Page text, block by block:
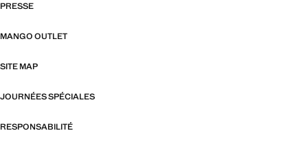
PRESSE
MANGO OUTLET
SITE MAP
JOURNÉES SPÉCIALES
RESPONSABILITÉ